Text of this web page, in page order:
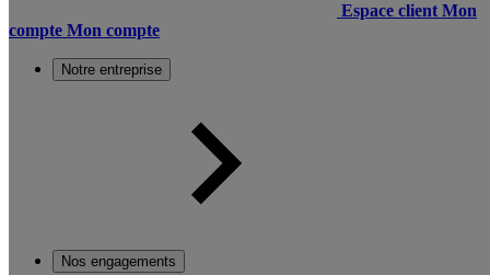
Espace client Mon
compte Mon compte
Notre entreprise
Nos engagements